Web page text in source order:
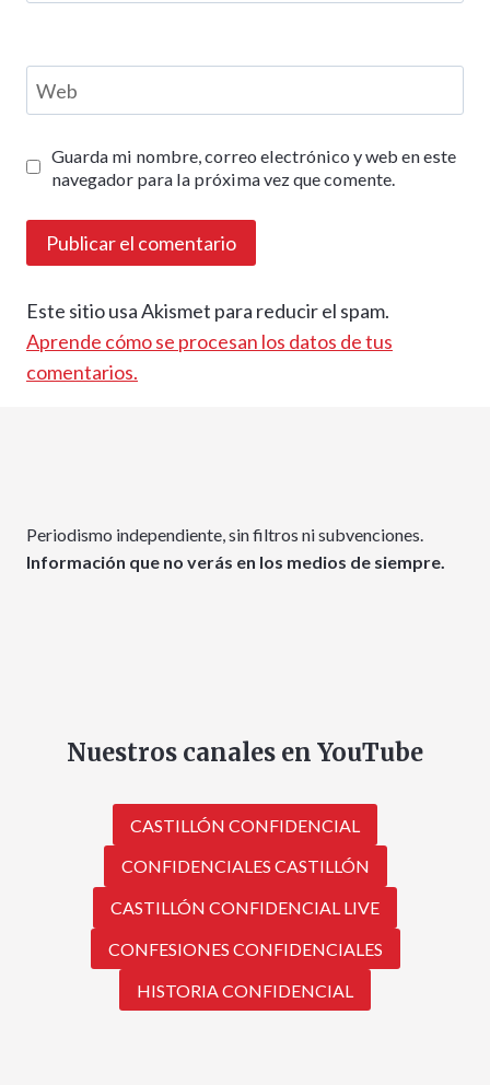
Web
Guarda mi nombre, correo electrónico y web en este
navegador para la próxima vez que comente.
Este sitio usa Akismet para reducir el spam.
Aprende cómo se procesan los datos de tus
comentarios.
Periodismo independiente, sin filtros ni subvenciones.
Información que no verás en los medios de siempre.
Nuestros canales en YouTube
CASTILLÓN CONFIDENCIAL
CONFIDENCIALES CASTILLÓN
CASTILLÓN CONFIDENCIAL LIVE
CONFESIONES CONFIDENCIALES
HISTORIA CONFIDENCIAL